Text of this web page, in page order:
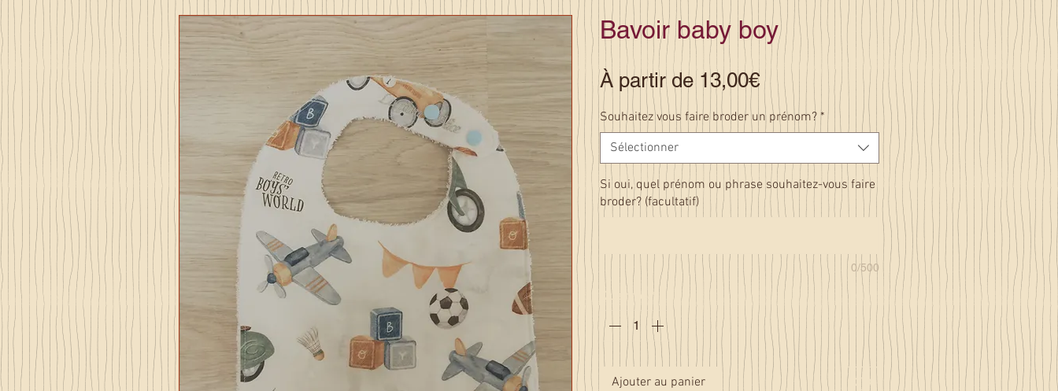
Bavoir baby boy
À partir de 13,00€Prix
promotionnel
Souhaitez vous faire broder un prénom? *
Sélectionner
Si oui, quel prénom ou phrase souhaitez-vous faire
broder? (facultatif)
0/500
Quantité *
Ajouter au panier